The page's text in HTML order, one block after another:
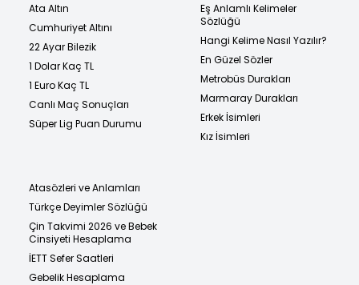
Ata Altın
Cumhuriyet Altını
22 Ayar Bilezik
1 Dolar Kaç TL
1 Euro Kaç TL
Canlı Maç Sonuçları
Süper Lig Puan Durumu
Eş Anlamlı Kelimeler
Sözlüğü
Hangi Kelime Nasıl Yazılır?
En Güzel Sözler
Metrobüs Durakları
Marmaray Durakları
Erkek İsimleri
Kız İsimleri
Atasözleri ve Anlamları
Türkçe Deyimler Sözlüğü
Çin Takvimi 2026 ve Bebek
Cinsiyeti Hesaplama
İETT Sefer Saatleri
Gebelik Hesaplama